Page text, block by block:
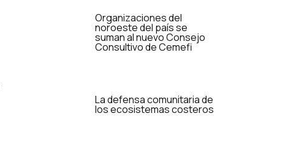
Organizaciones del
noroeste del país se
suman al nuevo Consejo
Consultivo de Cemefi
La defensa comunitaria de
los ecosistemas costeros